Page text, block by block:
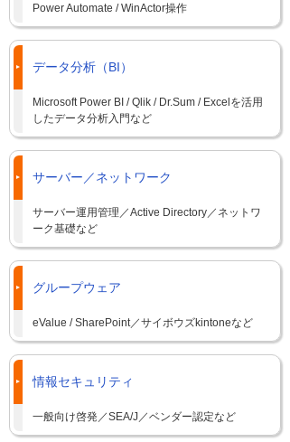
Power Automate / WinActor操作
データ分析（BI）
Microsoft Power BI / Qlik / Dr.Sum / Excelを活用
したデータ分析入門など
サーバー／ネットワーク
サーバー運用管理／Active Directory／ネットワ
ーク基礎など
グループウェア
eValue / SharePoint／サイボウズkintoneなど
情報セキュリティ
一般向け啓発／SEA/J／ベンダー認定など